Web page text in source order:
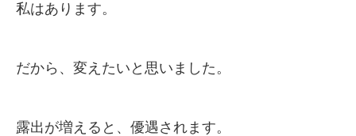
私はあります。
だから、変えたいと思いました。
露出が増えると、優遇されます。